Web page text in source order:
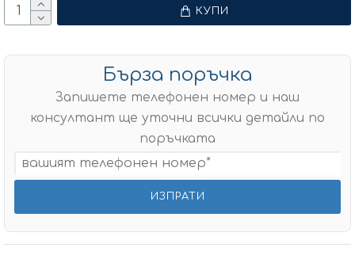
КУПИ
Бърза поръчка
Запишете телефонен номер и наш
консултант ще уточни всички детайли по
поръчката